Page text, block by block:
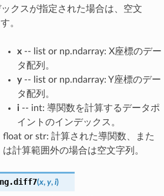
クスが指定された場合は、空文
。
x-- list or np.ndarray: X座標のデー
タ配列。
y-- list or np.ndarray: Y座標のデー
タ配列。
i-- int: 導関数を計算するデータポ
イントのインデックス。
float or str: 計算された導関数、また
は計算範囲外の場合は空文字列。
diff7(x, y, i)